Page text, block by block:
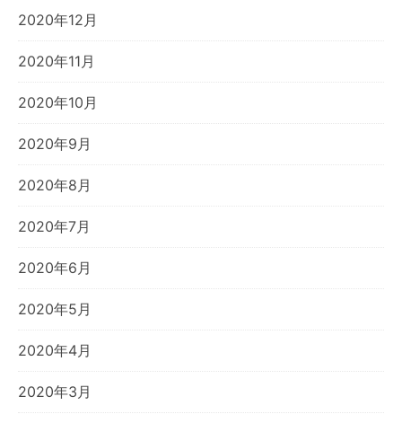
2020年12月
2020年11月
2020年10月
2020年9月
2020年8月
2020年7月
2020年6月
2020年5月
2020年4月
2020年3月